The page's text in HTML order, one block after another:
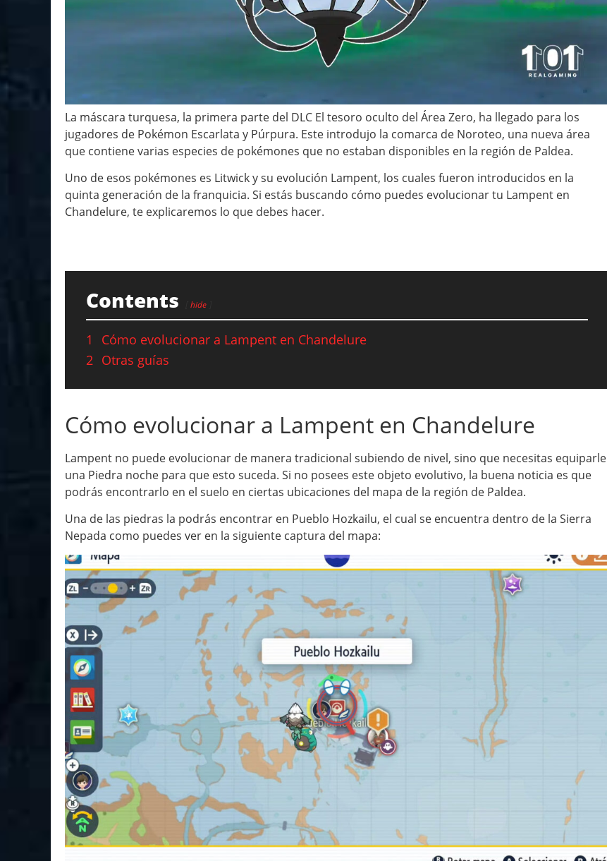
La máscara turquesa, la primera parte del DLC El tesoro oculto del Área Zero, ha llegado para los
jugadores de Pokémon Escarlata y Púrpura. Este introdujo la comarca de Noroteo, una nueva área
que contiene varias especies de pokémones que no estaban disponibles en la región de Paldea.
Uno de esos pokémones es Litwick y su evolución Lampent, los cuales fueron introducidos en la
quinta generación de la franquicia. Si estás buscando cómo puedes evolucionar tu Lampent en
Chandelure, te explicaremos lo que debes hacer.
Contents hide
1
Cómo evolucionar a Lampent en Chandelure
2 Otras guías
Cómo evolucionar a Lampent en Chandelure
Lampent no puede evolucionar de manera tradicional subiendo de nivel, sino que necesitas equiparle
una Piedra noche para que esto suceda. Si no posees este objeto evolutivo, la buena noticia es que
podrás encontrarlo en el suelo en ciertas ubicaciones del mapa de la región de Paldea.
Una de las piedras la podrás encontrar en Pueblo Hozkailu, el cual se encuentra dentro de la Sierra
Nepada como puedes ver en la siguiente captura del mapa: